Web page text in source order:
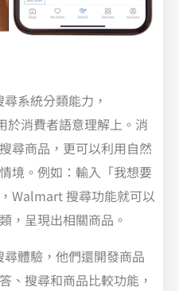
系統分類能力，
消費者語意理解上。消
尋商品，更可以利用自然
境。例如：輸入「我想要
Walmart 搜尋功能就可以
，呈現出相關商品。
體驗，他們還開發商品
、搜尋和商品比較功能，